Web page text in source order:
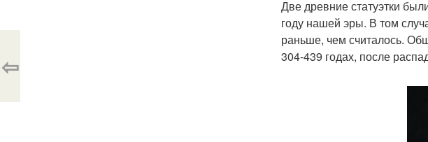
Две древние статуэтки
году нашей эры. В том
раньше, чем считалось.
304-439 годах, после
⇦